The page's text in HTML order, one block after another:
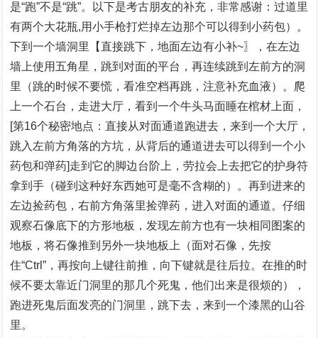
是“跑”不是“跳”。以下是考古朋友的补充，非常感谢：过道里
有两个大花瓶,用小手枪打烂掉左边那个可以得到小药包）。
下到一个墙洞里【直接跳下，地面左边有小补~〗，在左边
墙上使用五角星，跳到对面的平台，再连续跳到左前方的洞
里（跳的时候不要慌，看准空档再跳，注意补充血液）。爬
上一个石台，走进大厅，看到一个牛头马面睡在棺材上面，
[第16个秘密地点：直接从对面通道跑进去，来到一个大厅，
跳入左前方角落的方坑，从背后的通道进去可以得到一个小
药包和弹药]走到它的脚边台阶上，劳拉会上去把它的护身符
拿到手（碰到这种好东西她可是毫不含糊的）。再到进来的
左边捡药包，右前方角落里捡弹药，进入对面的通道。仔细
观察石像底下的方形地板，发现左前方也有一块相同图案的
地板，将石像推到另外一块地板上（面对石像，先按
住“Ctrl”，再按向上键往前推，向下键就是往后拉。在推的时
候不要太靠近门洞里的那几个死鬼，他们出来是很烦的），
跑进死鬼后面发亮的门洞里，跳下去，来到一个漆黑的山谷
里。